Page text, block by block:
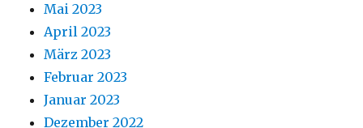
Mai 2023
April 2023
März 2023
Februar 2023
Januar 2023
Dezember 2022